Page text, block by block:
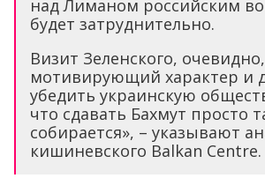
над Лиманом российским
будет затруднительно.
Визит Зеленского,
мотивирующий характер и
убедить украинскую
что сдавать Бахмут просто
собирается», – указывают
кишиневского Balkan Centre.